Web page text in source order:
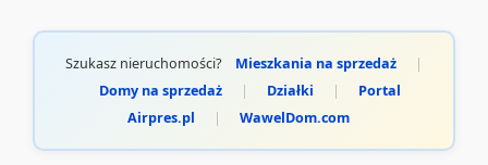
Szukasz nieruchomości? Mieszkania na sprzedaż
|
Domy na sprzedaż
| Działki |
Portal
Airpres.pl
| WawelDom.com